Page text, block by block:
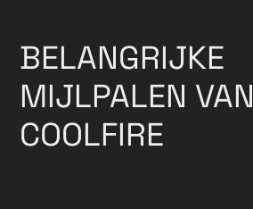
BELANGRIJKE
MIJLPALEN VAN
COOLFIRE